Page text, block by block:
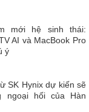
mới hệ sinh thái:
AI và MacBook Pro
ý
SK Hynix dự kiến ​​sẽ
ngoại hối của Hàn